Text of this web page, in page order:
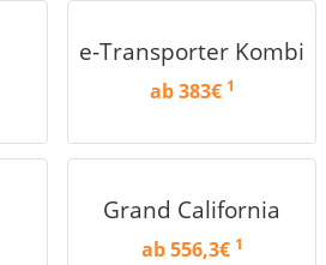
e-Transporter Kombi
ab 383€ 1
Grand California
ab 556,3€ 1